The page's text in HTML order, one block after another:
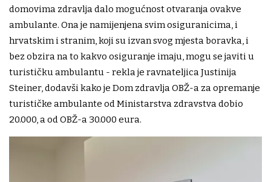
domovima zdravlja dalo mogućnost otvaranja ovakve
ambulante. Ona je namijenjena svim osiguranicima, i
hrvatskim i stranim, koji su izvan svog mjesta boravka, i
bez obzira na to kakvo osiguranje imaju, mogu se javiti u
turističku ambulantu - rekla je ravnateljica Justinija
Steiner, dodavši kako je Dom zdravlja OBŽ-a za opremanje
turističke ambulante od Ministarstva zdravstva dobio
20.000, a od OBŽ-a 30.000 eura.